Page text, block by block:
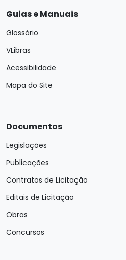
Guias e Manuais
Glossário
VLibras
Acessibilidade
Mapa do Site
Documentos
Legislações
Publicações
Contratos de Licitação
Editais de Licitação
Obras
Concursos